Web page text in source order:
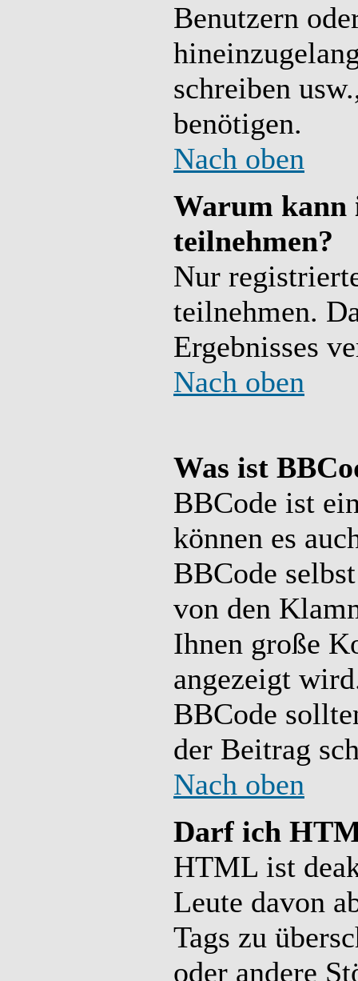
Benutzern
schreiben
benötigen.
Nach oben
Warum kann
teilnehmen?
Nur
teilnehmen.
Ergebnisses
Nach oben
Was ist
BBCode ist
können es
BBCode
von den
Ihnen große
angezeigt
BBCode
der Beitrag
Nach oben
Darf ich
HTML ist
Leute davon
Tags zu
oder andere